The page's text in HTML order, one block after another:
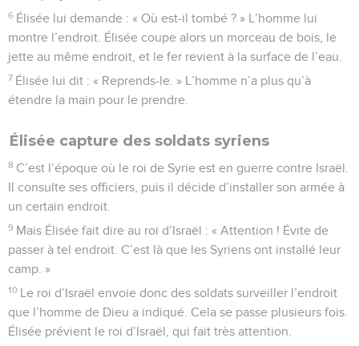
6 Élisée lui demande : « Où est-il tombé ? » L’homme lui
montre l’endroit. Élisée coupe alors un morceau de bois, le
jette au même endroit, et le fer revient à la surface de l’eau.
7 Élisée lui dit : « Reprends-le. » L’homme n’a plus qu’à
étendre la main pour le prendre.
Élisée capture des soldats syriens
8 C’est l’époque où le roi de Syrie est en guerre contre Israël.
Il consulte ses officiers, puis il décide d’installer son armée à
un certain endroit.
9 Mais Élisée fait dire au roi d’Israël : « Attention ! Évite de
passer à tel endroit. C’est là que les Syriens ont installé leur
camp. »
10 Le roi d’Israël envoie donc des soldats surveiller l’endroit
que l’homme de Dieu a indiqué. Cela se passe plusieurs fois.
Élisée prévient le roi d’Israël, qui fait très attention.